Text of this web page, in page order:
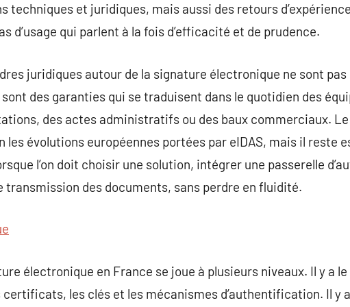
techniques et juridiques, mais aussi des retours
d’usage qui parlent à la fois d’efficacité et de prudence.
juridiques autour de la signature électronique ne sont pas
sont des garanties qui se traduisent dans le quotidien des
des actes administratifs ou des baux commerciaux.
évolutions européennes portées par eIDAS, mais il reste
l’on doit choisir une solution, intégrer une passerelle
transmission des documents, sans perdre en fluidité.
électronique en France se joue à plusieurs niveaux. Il y a
certificats, les clés et les mécanismes d’authentification. Il y